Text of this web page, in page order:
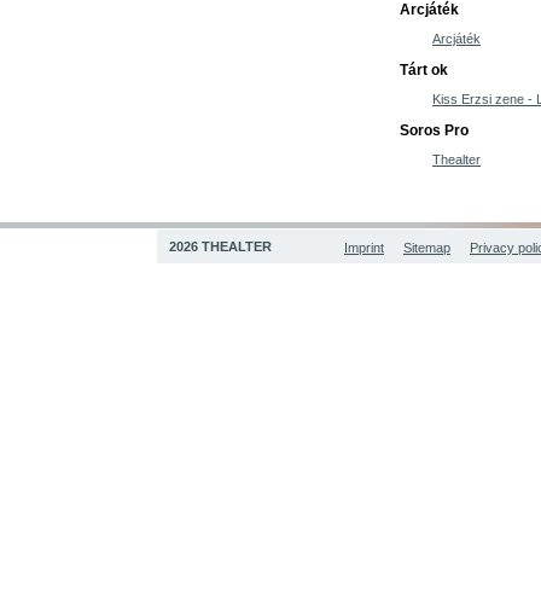
Arcjáték
Arcjáték
Tárt ok
Kiss Erzsi zene -
Soros Pro
Thealter
2026 THEALTER Imprint Sitemap Privacy